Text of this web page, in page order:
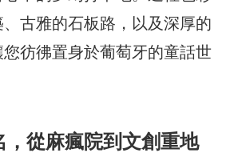
古雅的石板路，以及深厚的
彷彿置身於葡萄牙的童話世
，從麻瘋院到文創重地